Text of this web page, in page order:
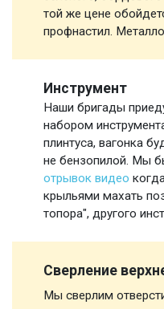
той же цене
профнастил.
Инструмент
Наши бригады
набором
плинтуса, вагонка
не бензопилой. Мы
отрывок видео
крыльями махать
топора", другого
Сверление
Мы сверлим